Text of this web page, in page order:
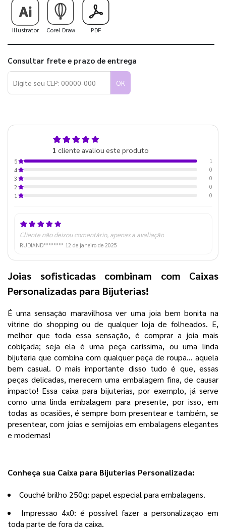
Illustrator Corel Draw PDF
Consultar frete e prazo de entrega
OK
1 cliente avaliou este produto
5
1
4
0
3
0
2
0
1
0
Cliente não deixou comentário, apenas a avaliação
RUDIAND******** 12 de janeiro de 2025
Joias sofisticadas combinam com Caixas
Personalizadas para Bijuterias!
É uma sensação maravilhosa ver uma joia bem bonita na
vitrine do shopping ou de qualquer loja de folheados. E,
melhor que toda essa sensação, é comprar a joia mais
cobiçada; seja ela é uma peça caríssima, ou uma linda
bijuteria que combina com qualquer peça de roupa... aquela
bem casual. O mais importante disso tudo é que, essas
peças delicadas, merecem uma embalagem fina, de causar
impacto! Essa caixa para bijuterias, por exemplo, já serve
como uma linda embalagem para presente, por isso, em
todas as ocasiões, é sempre bom presentear e também, se
presentear, com joias e semijoias em embalagens elegantes
e modernas!
Conheça sua Caixa para Bijuterias Personalizada:
Couché brilho 250g: papel especial para embalagens.
Impressão 4x0: é possível fazer a personalização em
toda parte de fora da caixa.